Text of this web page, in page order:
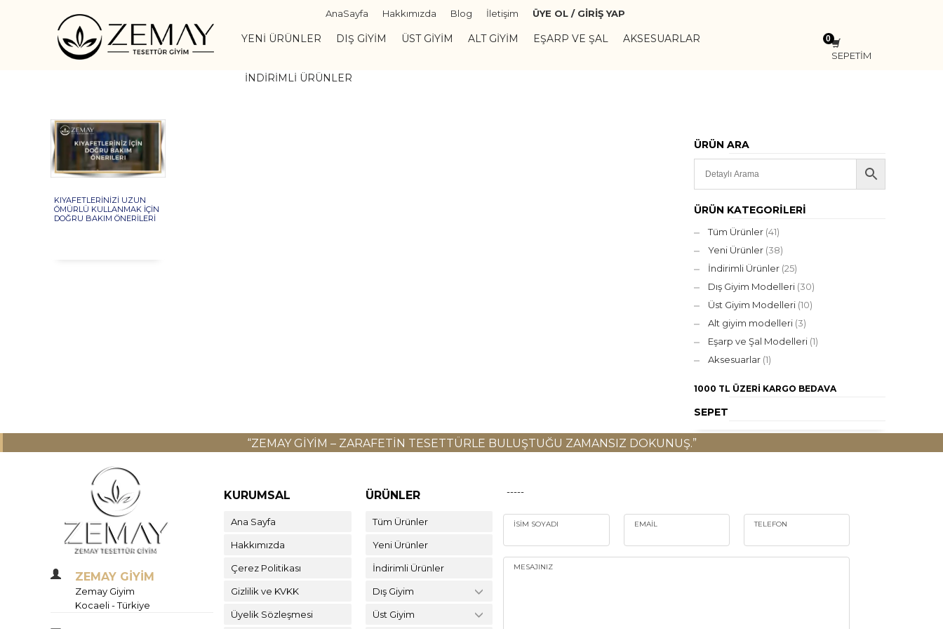
AnaSayfa Hakkımızda Blog İletişim ÜYE OL / GİRİŞ YAP
YENI ÜRÜNLER DIŞ GIYIM ÜST GIYIM ALT GIYIM EŞARP VE ŞAL AKSESUARLAR
İNDIRIMLI ÜRÜNLER
SEPETİM
KIYAFETLERINIZI UZUN
ÖMÜRLÜ KULLANMAK İÇIN
DOĞRU BAKIM ÖNERILERI
ÜRÜN ARA
ÜRÜN KATEGORILERI
Tüm Ürünler (41)
Yeni Ürünler (38)
İndirimli Ürünler (25)
Dış Giyim Modelleri (30)
Üst Giyim Modelleri (10)
Alt giyim modelleri (3)
Eşarp ve Şal Modelleri (1)
Aksesuarlar (1)
1000 TL ÜZERI KARGO BEDAVA
SEPET
“ZEMAY GIYIM – ZARAFETIN TESETTÜRLE BULUŞTUĞU ZAMANSIZ DOKUNUŞ.”
ZEMAY GİYİM
Zemay Giyim
Kocaeli - Türkiye
KURUMSAL
Ana Sayfa
Hakkımızda
Çerez Politikası
Gizlilik ve KVKK
Üyelik Sözleşmesi
ÜRÜNLER
Tüm Ürünler
Yeni Ürünler
İndirimli Ürünler
Dış Giyim
Üst Giyim
-----
İSIM SOYADI EMAIL TELEFON
MESAJINIZ